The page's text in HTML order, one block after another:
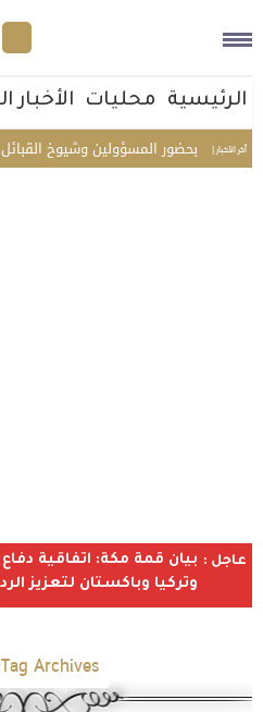
الرئيسية محليات الأخبار
أخر الأخبار |بحضور المسؤولين وشيوخ القبائل..
عاجل : بيان قمة مكة: اتفاقية
وتركيا وباكستان لتعزيز
Tag Archives: